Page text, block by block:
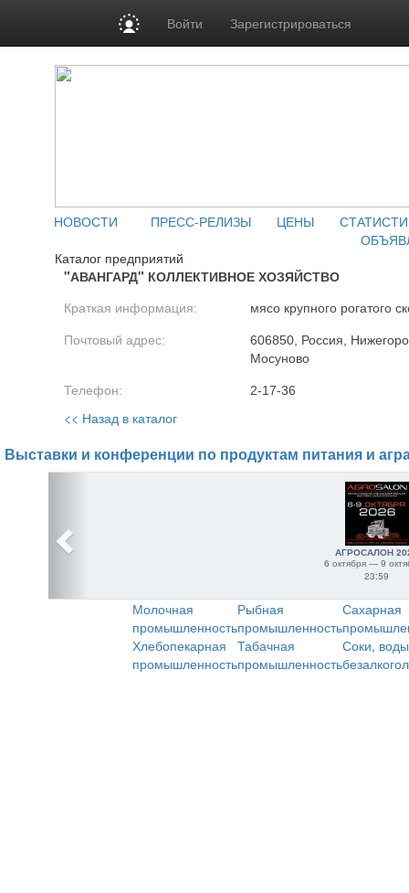
Войти Зарегистрироваться
НОВОСТИ ПРЕСС-РЕЛИЗЫ ЦЕНЫ
Каталог предприятий
"АВАНГАРД" КОЛЛЕКТИВНОЕ ХОЗЯЙСТВО
Краткая информация: мясо крупного рогатого
Почтовый адрес:
606850, Россия,
Мосуново
Телефон: 2-17-36
<< Назад в каталог
Выставки и конференции по продуктам питания и
АГРОСАЛОН
6 октября — 9
23:59
Молочная
промышленность
Рыбная
промышленность
Сахарная
Хлебопекарная
промышленность
Табачная
промышленность
Соки,